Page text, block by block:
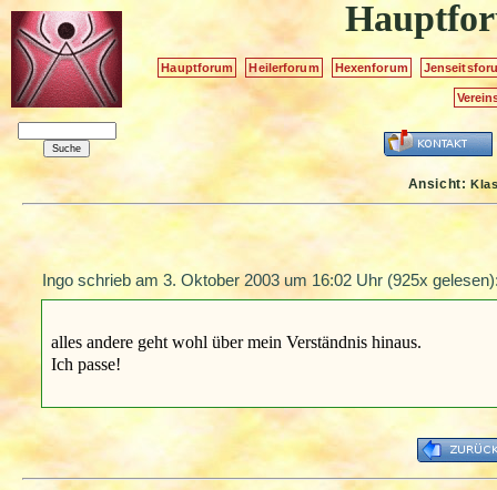
Hauptforum Heilerforum Hexenforum
Ansicht:
Ingo schrieb am3. Oktober 2003 um 16:02 Uhr (925x
alles andere geht wohl über mein Verständnis hinaus.
Ich passe!